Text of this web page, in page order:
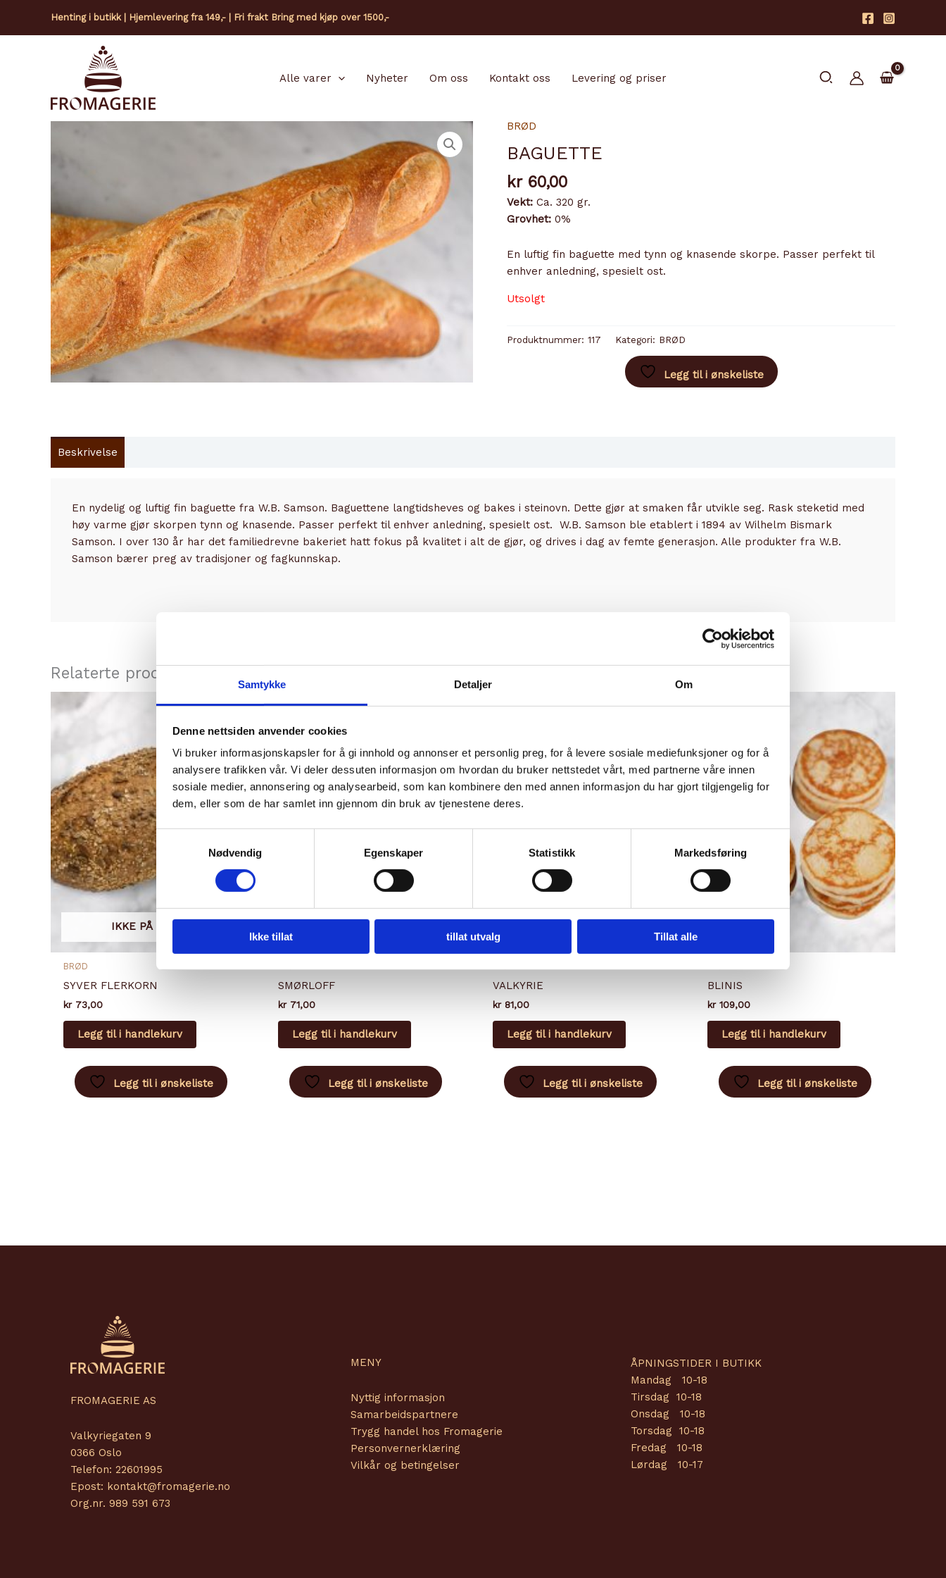
Samtykke Detaljer Om
Denne nettsiden anvender cookies
Vi bruker informasjonskapsler for å gi innhold og annonser et personlig preg, for å levere sosiale mediefunksjoner og for å
analysere trafikken vår. Vi deler dessuten informasjon om hvordan du bruker nettstedet vårt, med partnerne våre innen
sosiale medier, annonsering og analysearbeid, som kan kombinere den med annen informasjon du har gjort tilgjengelig for
dem, eller som de har samlet inn gjennom din bruk av tjenestene deres.
Samtykkevalg
Nødvendig
Egenskaper Statistikk Markedsføring
Ikke tillat tillat utvalg Tillat alle
Henting i butikk | Hjemlevering fra 149,- | Fri frakt Bring med kjøp over 1500,-
Alle varer Nyheter Om oss Kontakt oss Levering og priser Søk
BRØD
BAGUETTE
kr60,00
Vekt: Ca. 320 gr.
Grovhet: 0%
En luftig fin baguette med tynn og knasende skorpe. Passer perfekt til
enhver anledning, spesielt ost.
Utsolgt
Produktnummer: 117 Kategori: BRØD
Legg til i ønskeliste
Beskrivelse
En nydelig og luftig fin baguette fra W.B. Samson. Baguettene langtidsheves og bakes i steinovn. Dette gjør at smaken får utvikle seg. Rask steketid med
høy varme gjør skorpen tynn og knasende. Passer perfekt til enhver anledning, spesielt ost. W.B. Samson ble etablert i 1894 av Wilhelm Bismark
Samson. I over 130 år har det familiedrevne bakeriet hatt fokus på kvalitet i alt de gjør, og drives i dag av femte generasjon. Alle produkter fra W.B.
Samson bærer preg av tradisjoner og fagkunnskap.
Relaterte produkter
IKKE PÅ LAGER
BRØD
SYVER FLERKORN
kr73,00
Legg til i handlekurv
Legg til i ønskeliste
SMØRLOFF
kr71,00
Legg til i handlekurv
Legg til i ønskeliste
VALKYRIE
kr81,00
Legg til i handlekurv
Legg til i ønskeliste
BLINIS
kr109,00
Legg til i handlekurv
Legg til i ønskeliste
FROMAGERIE AS
Valkyriegaten 9
0366 Oslo
Telefon: 22601995
Epost: kontakt@fromagerie.no
Org.nr. 989 591 673
MENY
Nyttig informasjon
Samarbeidspartnere
Trygg handel hos Fromagerie
Personvernerklæring
Vilkår og betingelser
ÅPNINGSTIDER I BUTIKK
Mandag 10-18
Tirsdag 10-18
Onsdag 10-18
Torsdag 10-18
Fredag 10-18
Lørdag 10-17